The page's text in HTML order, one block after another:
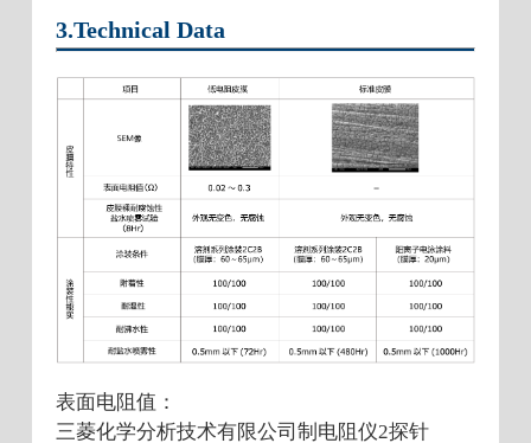
3.Technical Data
表面电阻值：
三菱化学分析技术有限公司制电阻仪2探针